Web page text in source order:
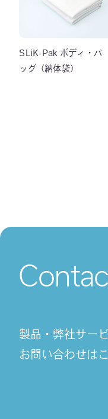
SLiK-Pak ボディ・バ
ッグ（納体袋）
製品・弊社サー
お問い合わせは